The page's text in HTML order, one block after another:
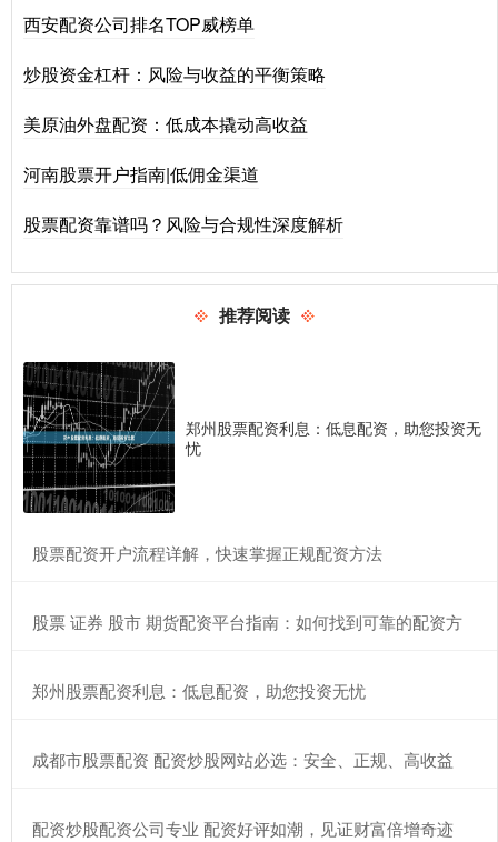
西安配资公司排名TOP威榜单
炒股资金杠杆：风险与收益的平衡策略
美原油外盘配资：低成本撬动高收益
河南股票开户指南|低佣金渠道
股票配资靠谱吗？风险与合规性深度解析
推荐阅读
郑州股票配资利息：低息配资，助您投资无
忧
​股票配资开户流程详解，快速掌握正规配资方法
​股票 证券 股市 期货配资平台指南：如何找到可靠的配资方
​郑州股票配资利息：低息配资，助您投资无忧
​成都市股票配资 配资炒股网站必选：安全、正规、高收益
​配资炒股配资公司专业 配资好评如潮，见证财富倍增奇迹